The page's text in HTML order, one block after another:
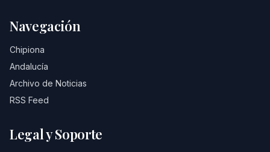
Navegación
Chipiona
Andalucía
Archivo de Noticias
RSS Feed
Legal y Soporte